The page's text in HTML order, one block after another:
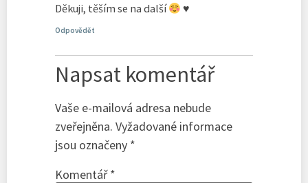
Děkuji, těším se na další
♥
Odpovědět
Napsat komentář
Vaše e-mailová adresa nebude
zveřejněna. Vyžadované informace
jsou označeny *
Komentář*